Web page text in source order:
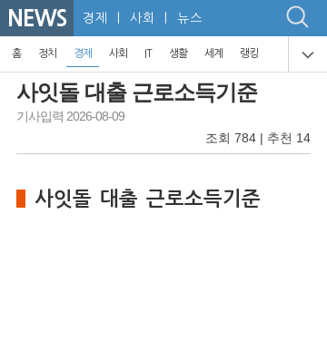
NEWS 경제 | 사회 | 뉴스
홈 정치 경제 사회 IT 생활 세계 랭킹
사잇돌 대출 근로소득기준
기사입력 2026-08-09
조회 784 | 추천 14
사잇돌 대출 근로소득기준